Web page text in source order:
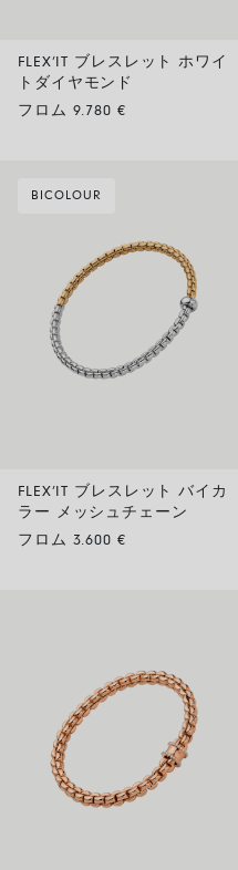
FLEX’IT ブレスレット ホワイ
トダイヤモンド
フロム 9.780 €
BICOLOUR
FLEX’IT ブレスレット バイカ
ラー メッシュチェーン
フロム 3.600 €